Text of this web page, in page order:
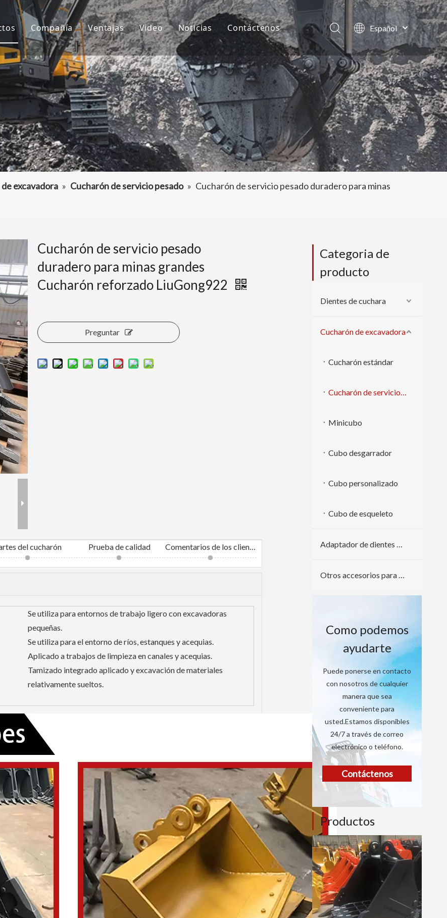
de cubo
de excavadora
de dientes de cubo
accesorios para excavadoras
Compañía
Sobre nosotros
Cultura
Preguntas más frecuentes
Ventajas
I+D
Producción
Servicio
Video Noticias
Noticias de la compañía
Proyectos
Contáctenos
Español
English
العربية
Français
Pусский
Português
excavadora » Cucharón de servicio pesado » Cucharón de servicio pesado duradero para minas
Cucharón de servicio pesado
duradero para minas grandes
Cucharón reforzado LiuGong922
Preguntar
del cucharón Prueba de calidad Comentarios de los clientes
Se utiliza para entornos de trabajo ligero con excavadoras
pequeñas.
Se utiliza para el entorno de ríos, estanques y acequias.
Aplicado a trabajos de limpieza en canales y acequias.
Tamizado integrado aplicado y excavación de materiales
relativamente sueltos.
Categoria de
producto
Dientes de cuchara
Cucharón de excavadora
Cucharón estándar
Cucharón de servicio pesado
Minicubo
Cubo desgarrador
Cubo personalizado
Cubo de esqueleto
Adaptador de dientes de cuchara
Otros accesorios para excavadoras
Como podemos
ayudarte
Puede ponerse en contacto
con nosotros de cualquier
manera que sea
conveniente para
usted.Estamos disponibles
24/7 a través de correo
electrónico o teléfono.
Contáctenos
Productos